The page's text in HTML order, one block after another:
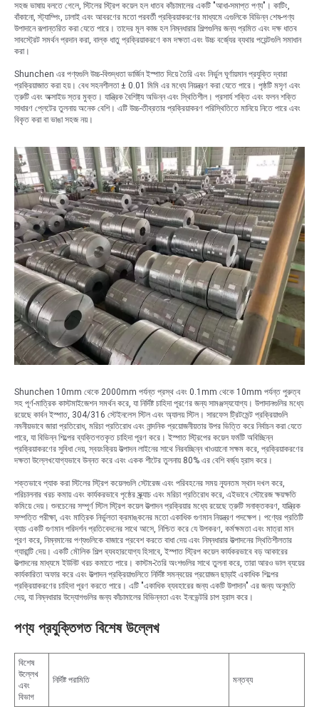
সহজ ভাষায় বলতে গেলে, স্টিলের স্ট্রিপ কয়েল হল ধাতব কাঁচামালের একটি "আধা-সমাপ্ত পণ্য"। কাটিং,
বাঁকানো, স্ট্যাম্পিং, ঢালাই এবং আবরণের মতো পরবর্তী প্রক্রিয়াকরণের মাধ্যমে এগুলিকে বিভিন্ন শেষ-পণ্য
উপাদানে রূপান্তরিত করা যেতে পারে। তাদের মূল কাজ হল নিম্নধারার শিল্পগুলির জন্য প্রমিত এবং দক্ষ ধাতব
সাবস্ট্রেট সমর্থন প্রদান করা, বাল্ক ধাতু প্রক্রিয়াকরণে কম দক্ষতা এবং উচ্চ বর্জ্যের ব্যথার পয়েন্টগুলি সমাধান
করা।
Shunchen এর পণ্যগুলি উচ্চ-বিশুদ্ধতা ভার্জিন ইস্পাত দিয়ে তৈরি এবং নির্ভুল ঘূর্ণায়মান প্রযুক্তি দ্বারা
প্রক্রিয়াজাত করা হয়। বেধ সহনশীলতা ± 0.01 মিমি এর মধ্যে নিয়ন্ত্রণ করা যেতে পারে। পৃষ্ঠটি মসৃণ এবং
ত্রুটি এবং অক্সাইড স্তর মুক্ত। যান্ত্রিক বৈশিষ্ট্য অভিন্ন এবং স্থিতিশীল। প্রসার্য শক্তি এবং ফলন শক্তি
সাধারণ প্লেটের তুলনায় অনেক বেশি। এটি উচ্চ-তীব্রতার প্রক্রিয়াকরণ পরিস্থিতিতে মানিয়ে নিতে পারে এবং
বিকৃত করা বা ভাঙা সহজ নয়।
Shunchen 10mm থেকে 2000mm পর্যন্ত প্রস্থ এবং 0.1mm থেকে 10mm পর্যন্ত পুরুত্ব
সহ পূর্ণ-মাত্রিক কাস্টমাইজেশন সমর্থন করে, যা নির্দিষ্ট চাহিদা পূরণের জন্য সামঞ্জস্যযোগ্য। উপাদানগুলির মধ্যে
রয়েছে কার্বন ইস্পাত, 304/316 স্টেইনলেস স্টিল এবং অ্যালয় স্টিল। সারফেস ট্রিটমেন্ট প্রক্রিয়াগুলি
নমনীয়ভাবে জারা প্রতিরোধ, মরিচা প্রতিরোধ এবং নান্দনিক প্রয়োজনীয়তার উপর ভিত্তি করে নির্বাচন করা যেতে
পারে, যা বিভিন্ন শিল্পের ব্যক্তিগতকৃত চাহিদা পূরণ করে। ইস্পাত স্ট্রিপের কয়েল ফর্মটি অবিচ্ছিন্ন
প্রক্রিয়াকরণের সুবিধা দেয়, স্বয়ংক্রিয় উত্পাদন লাইনের সাথে নিরবচ্ছিন্ন খাওয়ানো সক্ষম করে, প্রক্রিয়াকরণের
দক্ষতা উল্লেখযোগ্যভাবে উন্নত করে এবং একক শীটের তুলনায় 80% এর বেশি বর্জ্য হ্রাস করে।
শক্তভাবে প্যাক করা স্টিলের স্ট্রিপ কয়েলগুলি স্টোরেজ এবং পরিবহনের সময় ন্যূনতম স্থান দখল করে,
পরিচালনার খরচ কমায় এবং কার্যকরভাবে পৃষ্ঠের স্ক্র্যাচ এবং মরিচা প্রতিরোধ করে, এইভাবে স্টোরেজ ক্ষয়ক্ষতি
কমিয়ে দেয়। শুনচেনের সম্পূর্ণ স্টিল স্ট্রিপ কয়েল উত্পাদন প্রক্রিয়ার মধ্যে রয়েছে ত্রুটি সনাক্তকরণ, যান্ত্রিক
সম্পত্তি পরীক্ষা, এবং মাত্রিক নির্ভুলতা ক্রমাঙ্কনের মতো একাধিক গুণমান নিয়ন্ত্রণ পদক্ষেপ। পণ্যের প্রতিটি
ব্যাচ একটি গুণমান পরিদর্শন প্রতিবেদনের সাথে আসে, নিশ্চিত করে যে উপকরণ, কর্মক্ষমতা এবং মাত্রা মান
পূরণ করে, নিম্নমানের পণ্যগুলিকে বাজারে প্রবেশ করতে বাধা দেয় এবং নিম্নধারার উত্পাদনের স্থিতিশীলতার
গ্যারান্টি দেয়। একটি মৌলিক শিল্প ব্যবহারযোগ্য হিসাবে, ইস্পাত স্ট্রিপ কয়েল কার্যকরভাবে বড় আকারের
উত্পাদনের মাধ্যমে ইউনিট খরচ কমাতে পারে। কাস্টম-তৈরি অংশগুলির সাথে তুলনা করে, তারা আরও ভাল ব্যয়ের
কার্যকারিতা অফার করে এবং উত্পাদন প্রক্রিয়াগুলিতে নির্দিষ্ট সমন্বয়ের প্রয়োজন ছাড়াই একাধিক শিল্পের
প্রক্রিয়াকরণের চাহিদা পূরণ করতে পারে। এটি "একাধিক ব্যবহারের জন্য একটি উপাদান" এর জন্য অনুমতি
দেয়, যা নিম্নধারার উদ্যোগগুলির জন্য কাঁচামালের বিভিন্নতা এবং ইনভেন্টরি চাপ হ্রাস করে।
পণ্য প্রযুক্তিগত বিশেষ উল্লেখ
বিশেষ
উল্লেখ
এবং
বিভাগ
নির্দিষ্ট পরামিতি মন্তব্য